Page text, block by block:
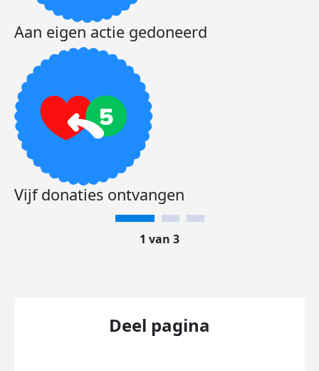
Aan eigen actie gedoneerd
Vijf donaties ontvangen
1 van 3
Deel pagina